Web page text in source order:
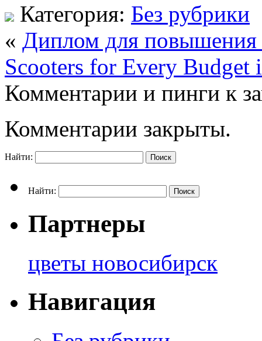
Категория: Без рубрики
« Диплом для повышения
Scooters for Every Budget
Комментарии и пинги к
Комментарии закрыты.
Найти:
Найти:
Партнеры
цветы новосибирск
Навигация